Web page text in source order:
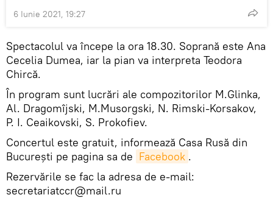
6 Iunie 2021, 19:27
Spectacolul va începe la ora 18.30. Soprană este Ana
Cecelia Dumea, iar la pian va interpreta Teodora
Chircă.
În program sunt lucrări ale compozitorilor M.Glinka,
Al. Dragomîjski, M.Musorgski, N. Rimski-Korsakov,
P. I. Ceaikovski, S. Prokofiev.
Concertul este gratuit, informează Casa Rusă din
București pe pagina sa de Facebook .
Rezervările se fac la adresa de e-mail:
secretariatccr@mail.ru